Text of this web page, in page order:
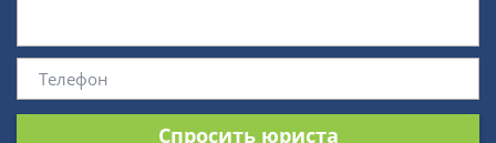
Спросить юриста